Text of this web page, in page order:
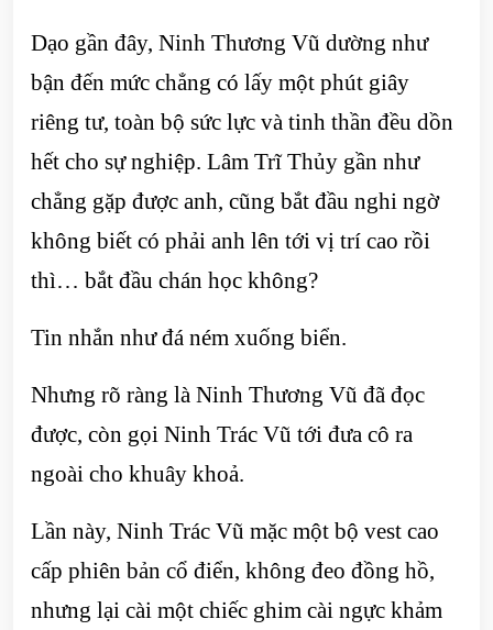
Dạo gần đây, Ninh Thương Vũ dường như
bận đến mức chẳng có lấy một phút giây
riêng tư, toàn bộ sức lực và tinh thần đều dồn
hết cho sự nghiệp. Lâm Trĩ Thủy gần như
chẳng gặp được anh, cũng bắt đầu nghi ngờ
không biết có phải anh lên tới vị trí cao rồi
thì… bắt đầu chán học không?
Tin nhắn như đá ném xuống biển.
Nhưng rõ ràng là Ninh Thương Vũ đã đọc
được, còn gọi Ninh Trác Vũ tới đưa cô ra
ngoài cho khuây khoả.
Lần này, Ninh Trác Vũ mặc một bộ vest cao
cấp phiên bản cổ điển, không đeo đồng hồ,
nhưng lại cài một chiếc ghim cài ngực khảm